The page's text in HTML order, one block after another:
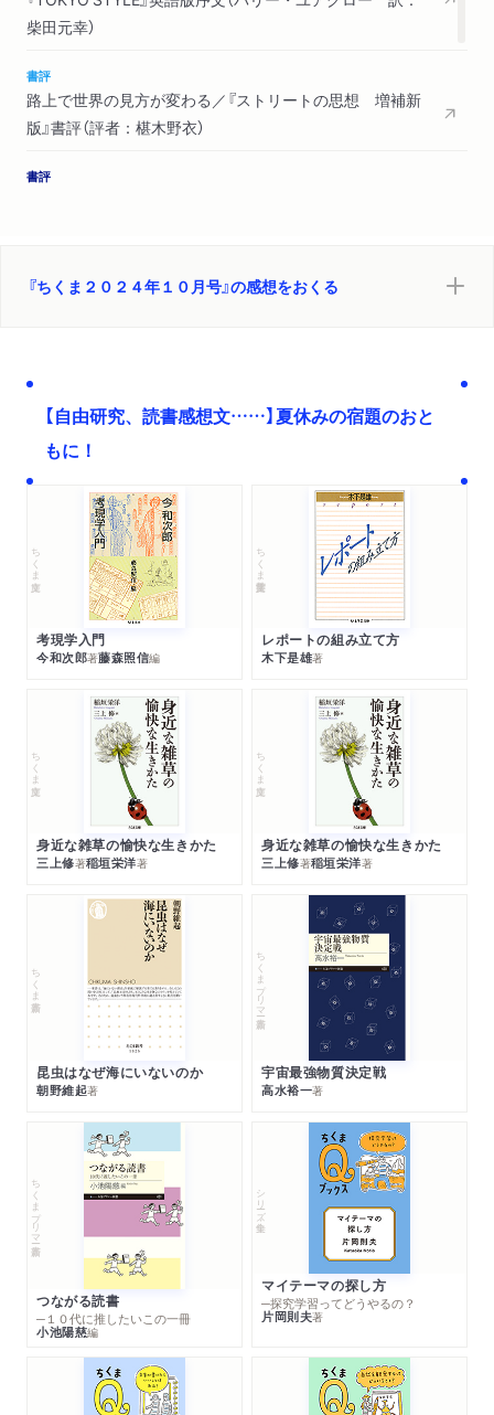
柴田元幸）
書評
路上で世界の見方が変わる／『ストリートの思想 増補新
版』書評（評者：椹木野衣）
書評
試し読み
〈重箱のすみから 29〉「あれやこれや②」（金井美恵子）
〈世の中ラボ 173〉「「虎に翼」が稀有な「攻めの朝ドラ」に
なった理由」（斎藤美奈子）
『ちくま２０２４年１０月号』の感想をおくる
【自由研究、読書感想文……】夏休みの宿題のおと
もに！
ちくま文庫
考現学入門
今和次郎著藤森照信編
ちくま学芸文庫
レポートの組み立て方
木下是雄著
ちくま文庫
身近な雑草の愉快な生きかた
三上修著稲垣栄洋著
ちくま文庫
身近な雑草の愉快な生きかた
三上修著稲垣栄洋著
ちくま新書
昆虫はなぜ海にいないのか
朝野維起著
ちくまプリマー新書
宇宙最強物質決定戦
高水裕一著
ちくまプリマー新書
つながる読書
─１０代に推したいこの一冊
小池陽慈編
シリーズ・全集
マイテーマの探し方
─探究学習ってどうやるの？
片岡則夫著